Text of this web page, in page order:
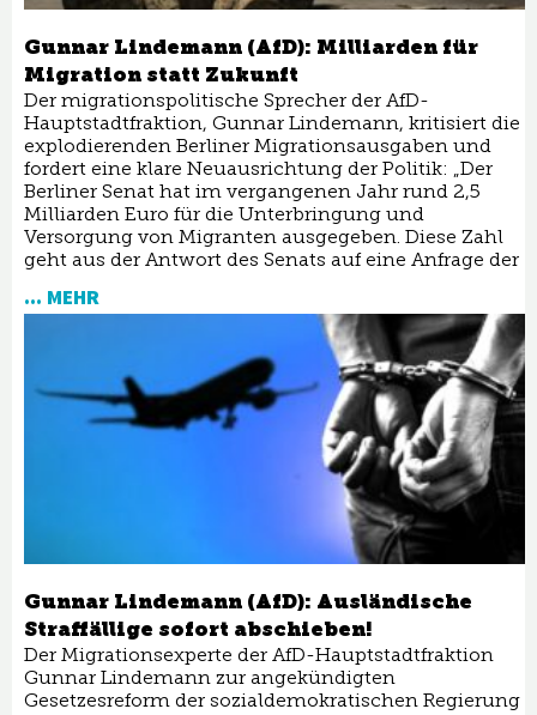
Gunnar Lindemann (AfD): Milliarden für
Migration statt Zukunft
Der migrationspolitische Sprecher der AfD-
Hauptstadtfraktion, Gunnar Lindemann, kritisiert die
explodierenden Berliner Migrationsausgaben und
fordert eine klare Neuausrichtung der Politik: „Der
Berliner Senat hat im vergangenen Jahr rund 2,5
Milliarden Euro für die Unterbringung und
Versorgung von Migranten ausgegeben. Diese Zahl
geht aus der Antwort des Senats auf eine Anfrage der
... MEHR
Gunnar Lindemann (AfD): Ausländische
Straffällige sofort abschieben!
Der Migrationsexperte der AfD-Hauptstadtfraktion
Gunnar Lindemann zur angekündigten
Gesetzesreform der sozialdemokratischen Regierung